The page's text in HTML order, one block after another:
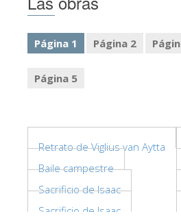
Palazzo Vecchio
Reserve ahora
Reserve una visita
Sólo billetes con
Página 1 Página 2
Página 5
Retrato de Viglius van Aytta
Baile campestre
Sacrificio de Isaac
Sacrificio de Isaac